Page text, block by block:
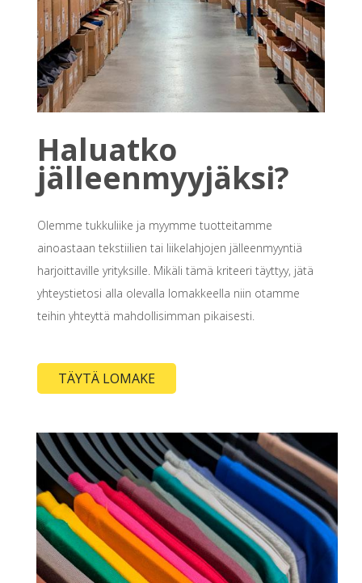
Haluatko
jälleenmyyjäksi?
Olemme tukkuliike ja myymme tuotteitamme
ainoastaan tekstiilien tai liikelahjojen jälleenmyyntiä
harjoittaville yrityksille. Mikäli tämä kriteeri täyttyy, jätä
yhteystietosi alla olevalla lomakkeella niin otamme
teihin yhteyttä mahdollisimman pikaisesti.
TÄYTÄ LOMAKE